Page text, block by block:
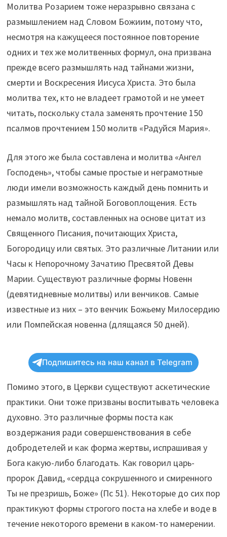
Молитва Розарием тоже неразрывно связана с
размышлением над Словом Божиим, потому что,
несмотря на кажущееся постоянное повторение
одних и тех же молитвенных формул, она призвана
прежде всего размышлять над тайнами жизни,
смерти и Воскресения Иисуса Христа. Это была
молитва тех, кто не владеет грамотой и не умеет
читать, поскольку стала заменять прочтение 150
псалмов прочтением 150 молитв «Радуйся Мария».
Для этого же была составлена и молитва «Ангел
Господень», чтобы самые простые и неграмотные
люди имели возможность каждый день помнить и
размышлять над тайной Боговоплощения. Есть
немало молитв, составленных на основе цитат из
Священного Писания, почитающих Христа,
Богородицу или святых. Это различные Литании или
Часы к Непорочному Зачатию Пресвятой Девы
Марии. Существуют различные формы Новенн
(девятидневные молитвы) или венчиков. Самые
известные из них – это венчик Божьему Милосердию
или Помпейская новенна (длящаяся 50 дней).
Подпишитесь на наш канал в Telegram
Помимо этого, в Церкви существуют аскетические
практики. Они тоже призваны воспитывать человека
духовно. Это различные формы поста как
воздержания ради совершенствования в себе
добродетелей и как форма жертвы, испрашивая у
Бога какую-либо благодать. Как говорил царь-
пророк Давид, «сердца сокрушенного и смиренного
Ты не презришь, Боже» (Пс 51). Некоторые до сих пор
практикуют формы строгого поста на хлебе и воде в
течение некоторого времени в каком-то намерении.